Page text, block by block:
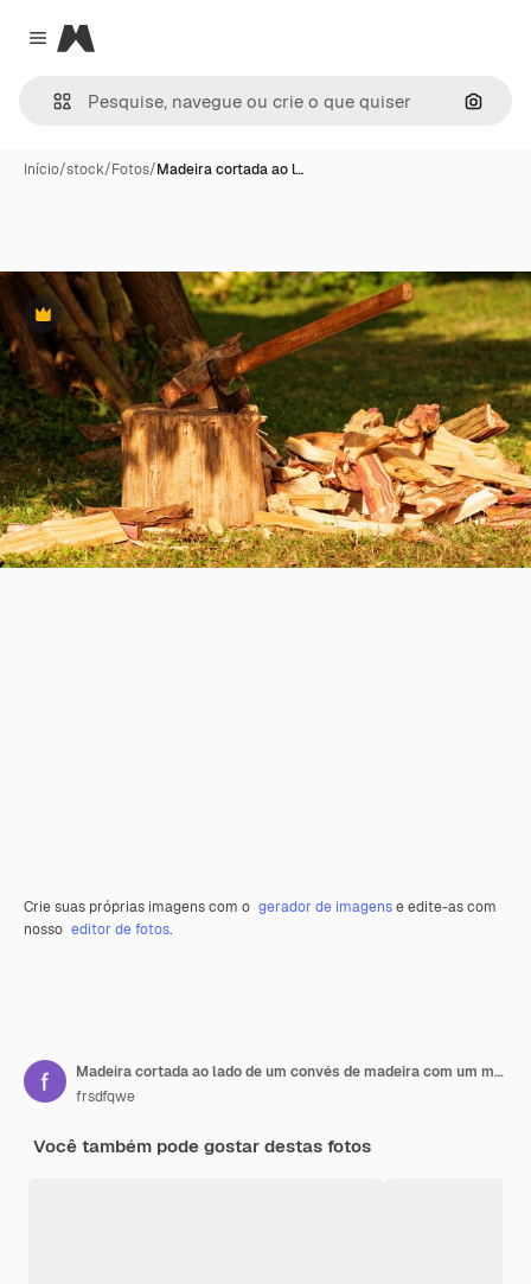
Close menu
Magnific
Início/stock/Fotos/Madeira cortada ao l…
Premium
Crie suas próprias imagens com o gerador de imagense edite-as com
nosso editor de fotos.
Madeira cortada ao lado de um convés de madeira com um machado velho
frsdfqwe
Você também pode gostar destas fotos